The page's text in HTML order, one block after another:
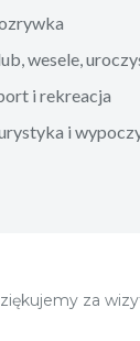
wesele,
i rekreacja
i
za